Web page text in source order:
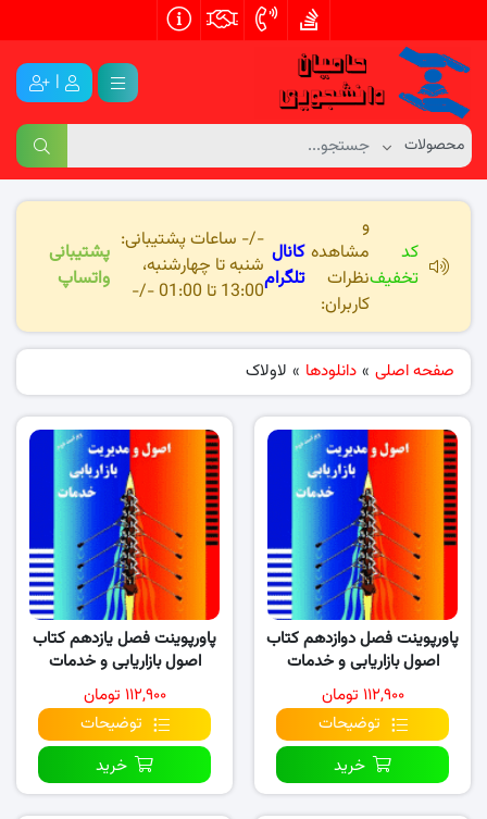
|
کد
تخفیف
و
مشاهده
نظرات
کاربران:
کانال
تلگرام
-/- ساعات پشتیبانی:
شنبه تا چهارشنبه،
13:00 تا 01:00 -/-
پشتیبانی
واتساپ
صفحه اصلی » دانلودها » لاولاک
پاورپوینت فصل دوازدهم کتاب
اصول بازاریابی و خدمات
۱۱۲,۹۰۰ تومان
توضیحات
خرید
پاورپوینت فصل یازدهم کتاب
اصول بازاریابی و خدمات
(نسخه ۳)
۱۱۲,۹۰۰ تومان
توضیحات
خرید